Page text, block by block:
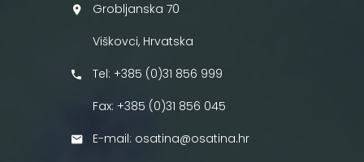
Grobljanska 70
Viškovci, Hrvatska
Tel: +385 (0)31 856 999
Fax: +385 (0)31 856 045
E-mail: osatina@osatina.hr